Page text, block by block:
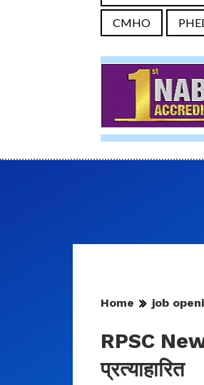
CMHO
Home job
RPSC
प्रत्याहारित